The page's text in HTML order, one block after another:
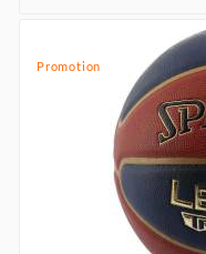
Promotion